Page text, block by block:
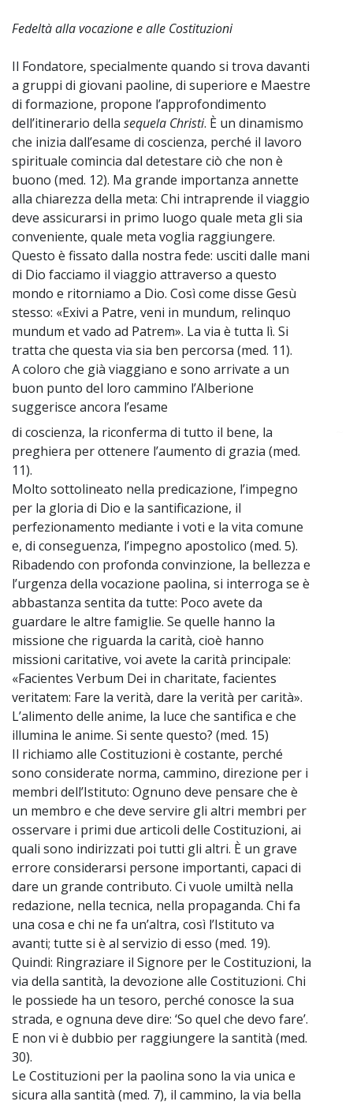
Fedeltà alla vocazione e alle Costituzioni
Il Fondatore, specialmente quando si trova davanti
a gruppi di giovani paoline, di superiore e Maestre
di formazione, propone l’approfondimento
dell’itinerario della sequela Christi. È un dinamismo
che inizia dall’esame di coscienza, perché il lavoro
spirituale comincia dal detestare ciò che non è
buono (med. 12). Ma grande importanza annette
alla chiarezza della meta: Chi intraprende il viaggio
deve assicurarsi in primo luogo quale meta gli sia
conveniente, quale meta voglia raggiungere.
Questo è fissato dalla nostra fede: usciti dalle mani
di Dio facciamo il viaggio attraverso a questo
mondo e ritorniamo a Dio. Così come disse Gesù
stesso: «Exivi a Patre, veni in mundum, relinquo
mundum et vado ad Patrem». La via è tutta lì. Si
tratta che questa via sia ben percorsa (med. 11).
A coloro che già viaggiano e sono arrivate a un
buon punto del loro cammino l’Alberione
suggerisce ancora l’esame
di coscienza, la riconferma di tutto il bene, la
preghiera per ottenere l’aumento di grazia (med.
11).
Molto sottolineato nella predicazione, l’impegno
per la gloria di Dio e la santificazione, il
perfezionamento mediante i voti e la vita comune
e, di conseguenza, l’impegno apostolico (med. 5).
Ribadendo con profonda convinzione, la bellezza e
l’urgenza della vocazione paolina, si interroga se è
abbastanza sentita da tutte: Poco avete da
guardare le altre famiglie. Se quelle hanno la
missione che riguarda la carità, cioè hanno
missioni caritative, voi avete la carità principale:
«Facientes Verbum Dei in charitate, facientes
veritatem: Fare la verità, dare la verità per carità».
L’alimento delle anime, la luce che santifica e che
illumina le anime. Si sente questo? (med. 15)
Il richiamo alle Costituzioni è costante, perché
sono considerate norma, cammino, direzione per i
membri dell’Istituto: Ognuno deve pensare che è
un membro e che deve servire gli altri membri per
osservare i primi due articoli delle Costituzioni, ai
quali sono indirizzati poi tutti gli altri. È un grave
errore considerarsi persone importanti, capaci di
dare un grande contributo. Ci vuole umiltà nella
redazione, nella tecnica, nella propaganda. Chi fa
una cosa e chi ne fa un’altra, così l’Istituto va
avanti; tutte si è al servizio di esso (med. 19).
Quindi: Ringraziare il Signore per le Costituzioni, la
via della santità, la devozione alle Costituzioni. Chi
le possiede ha un tesoro, perché conosce la sua
strada, e ognuna deve dire: ‘So quel che devo fare’.
E non vi è dubbio per raggiungere la santità (med.
30).
Le Costituzioni per la paolina sono la via unica e
sicura alla santità (med. 7), il cammino, la via bella